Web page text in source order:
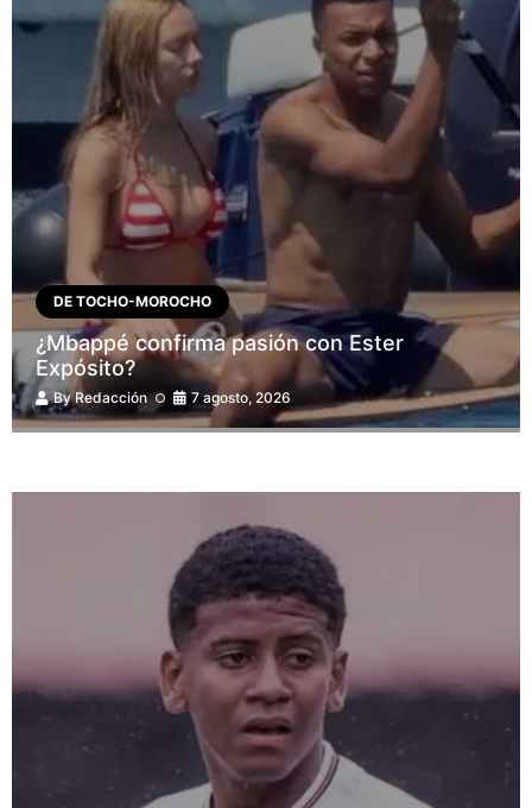
DE TOCHO-MOROCHO
¿Mbappé confirma pasión con Ester
Expósito?
ByRedacción 7 agosto, 2026